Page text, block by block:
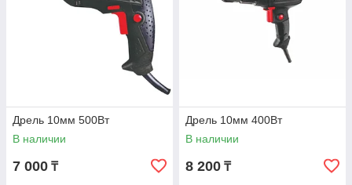
Дрель 10мм 500Вт
В наличии
7 000 ₸
Дрель 10мм 400Вт
В наличии
8 200 ₸